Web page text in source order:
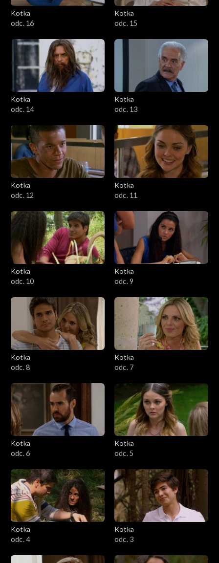
Kotka
odc. 16
Kotka
odc. 15
Kotka
odc. 14
Kotka
odc. 13
Kotka
odc. 12
Kotka
odc. 11
Kotka
odc. 10
Kotka
odc. 9
Kotka
odc. 8
Kotka
odc. 7
Kotka
odc. 6
Kotka
odc. 5
Kotka
odc. 4
Kotka
odc. 3